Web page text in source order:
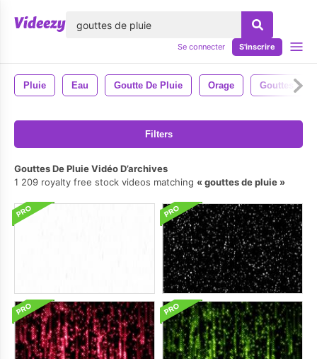
Se connecter S'inscrire
Pluie Eau Goutte De Pluie Orage Gouttes De
Filters
Gouttes De Pluie Vidéo D’archives
1 209 royalty free stock videos matching
gouttes de pluie